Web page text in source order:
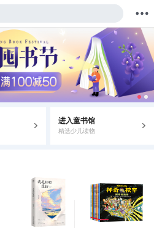
值得买 我的当当
进入童书馆
精选少儿读物